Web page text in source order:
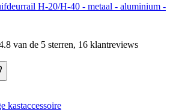
H-20/H-40 - metaal - aluminium -
van de 5 sterren, 16 klantreviews
kastaccessoire